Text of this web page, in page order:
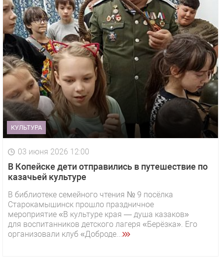
КУЛЬТУРА
03 июня 2026 12:00
В Копейске дети отправились в путешествие по
казачьей культуре
В библиотеке семейного чтения № 9 посёлка
Старокамышинск прошло праздничное
мероприятие «В культуре края — душа казаков»
для воспитанников детского лагеря «Берёзка». Его
организовали клуб «Доброде...